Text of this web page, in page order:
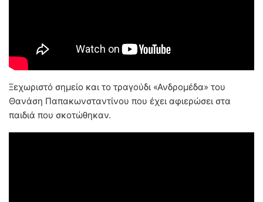
Ξεχωριστό σημείο και το τραγούδι «Ανδρομέδα» του
Θανάση Παπακωνσταντίνου που έχει αφιερώσει στα
παιδιά που σκοτώθηκαν.